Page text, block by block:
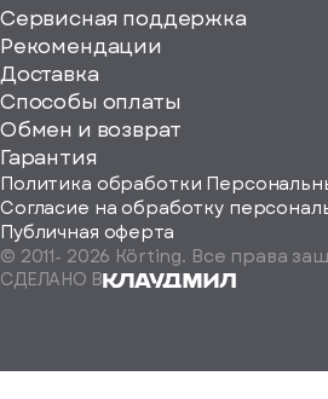
Сервисная поддержка
Рекомендации
Доставка
Способы оплаты
Обмен и возврат
Гарантия
Политика обработки
Согласие на обработку
Публичная оферта
© 2011- 2026 Körting. Все права
СДЕЛАНО В
Определить